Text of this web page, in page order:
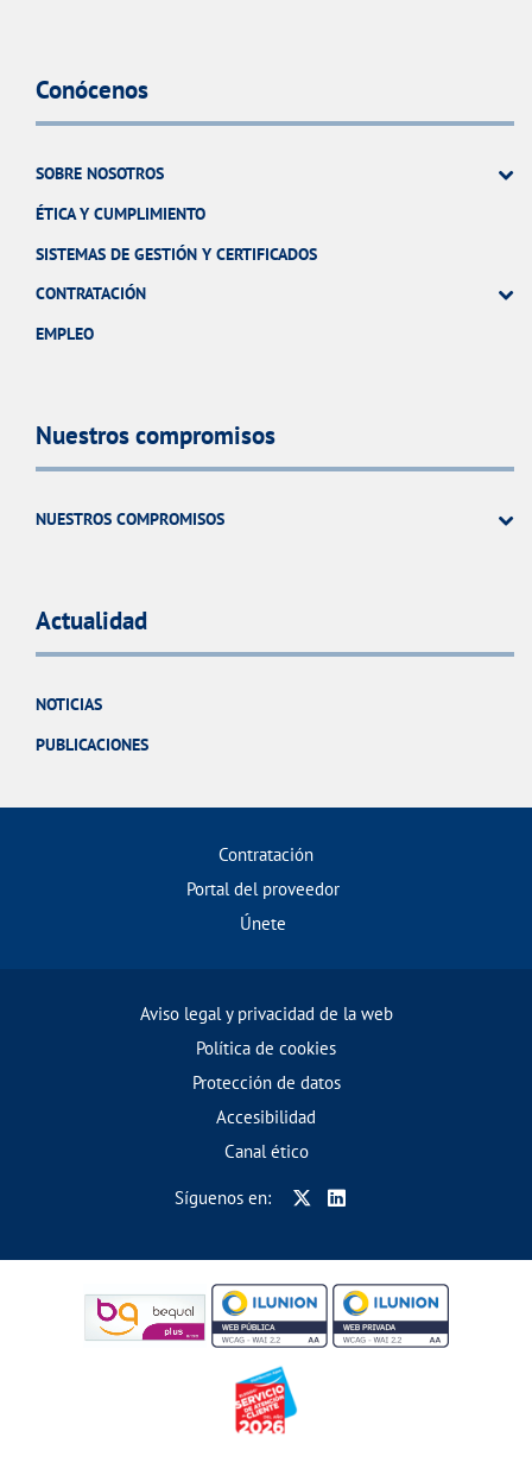
Conócenos
SOBRE NOSOTROS
ÉTICA Y CUMPLIMIENTO
SISTEMAS DE GESTIÓN Y CERTIFICADOS
CONTRATACIÓN
EMPLEO
Nuestros compromisos
NUESTROS COMPROMISOS
Actualidad
NOTICIAS
PUBLICACIONES
Contratación
Portal del proveedor
Únete
Aviso legal y privacidad de la web
Política de cookies
Protección de datos
Accesibilidad
Canal ético
Síguenos en: